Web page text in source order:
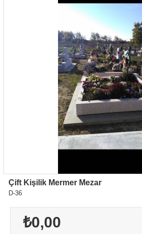
Çift Kişilik Mermer Mezar
D-36
₺0,00